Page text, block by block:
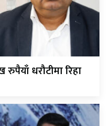
धरौटीमा रिहा